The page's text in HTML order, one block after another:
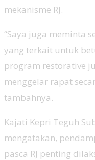
mekanisme RJ.
“Saya juga meminta
yang terkait untuk
program restorative
menggelar rapat
tambahnya.
Kajati Kepri Teguh
mengatakan,
pasca RJ penting